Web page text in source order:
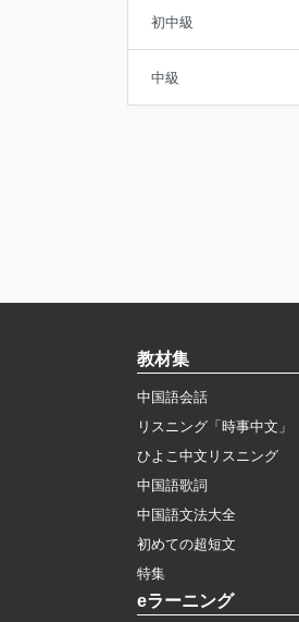
初中級
中級
教材集
中国語会話
リスニング「時事中文」
ひよこ中文リスニング
中国語歌詞
中国語文法大全
初めての超短文
特集
eラーニング